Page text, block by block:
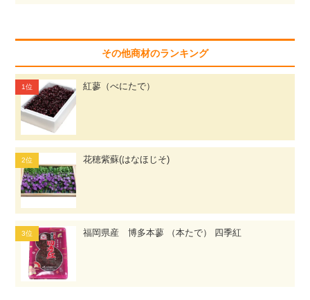
その他商材のランキング
紅蓼（べにたで）
花穂紫蘇(はなほじそ)
福岡県産 博多本蓼 （本たで） 四季紅